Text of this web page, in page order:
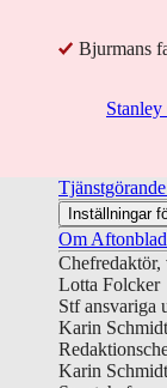
Bjurmans
Inställningar
Om
Chefredaktör,
Lotta Folcker
Stf ansvariga
Karin
Karin Schmidt